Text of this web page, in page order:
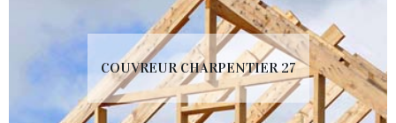
COUVREUR CHARPENTIER 27